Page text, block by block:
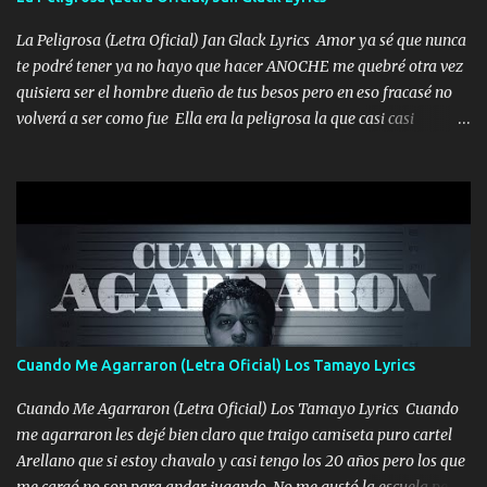
echarle chingazos Y seguir trabajando porque nada es...
La Peligrosa (Letra Oficial) Jan Glack Lyrics Amor ya sé que nunca
te podré tener ya no hayo que hacer ANOCHE me quebré otra vez
quisiera ser el hombre dueño de tus besos pero en eso fracasé no
volverá a ser como fue Ella era la peligrosa la que casi casi
Música Amar me duele estoy rodeado de mujeres pero solo
quieren billetes y yo que solo ocupo verte Recuerdo echábamos
pasión en la troca tus labios besándome yo quitándote la ropa no
quiero que sea nunca con otra yo quiero llevarte a la Luna y si
quieres en ese momento te pido que seas mi esposa Chingada
madre no quiero dejar de tenerte no ayuda la p'uta loquera y al
chile quisiera ser menos de ti dependiente la pinche tristeza me
encierra princesa tu sabes que nunca saldras de mi mente Ella era
la peligro...
Cuando Me Agarraron (Letra Oficial) Los Tamayo Lyrics
Cuando Me Agarraron (Letra Oficial) Los Tamayo Lyrics Cuando
me agarraron les dejé bien claro que traigo camiseta puro cartel
Arellano que si estoy chavalo y casi tengo los 20 años pero los que